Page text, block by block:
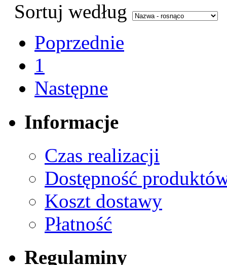
Sortuj według
Poprzednie
1
Następne
Informacje
Czas realizacji
Dostępność
Koszt dostawy
Płatność
Regulaminy